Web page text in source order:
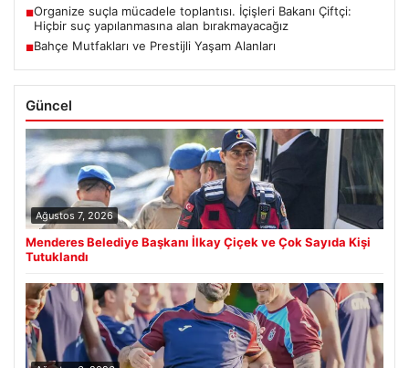
■Organize suçla mücadele toplantısı. İçişleri Bakanı Çiftçi:
Hiçbir suç yapılanmasına alan bırakmayacağız
■Bahçe Mutfakları ve Prestijli Yaşam Alanları
Güncel
Ağustos 7, 2026
Menderes Belediye Başkanı İlkay Çiçek ve Çok Sayıda Kişi
Tutuklandı